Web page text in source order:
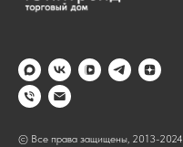
© Все права защищены, 2013-2024